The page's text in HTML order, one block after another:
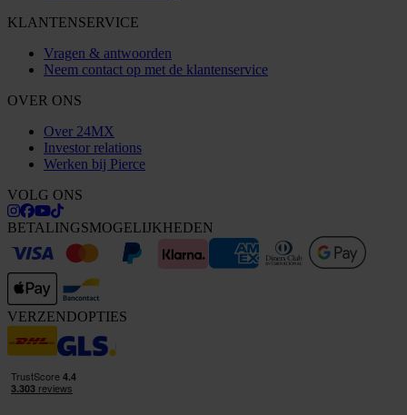
KLANTENSERVICE
Vragen & antwoorden
Neem contact op met de klantenservice
OVER ONS
Over 24MX
Investor relations
Werken bij Pierce
VOLG ONS
BETALINGSMOGELIJKHEDEN
VERZENDOPTIES